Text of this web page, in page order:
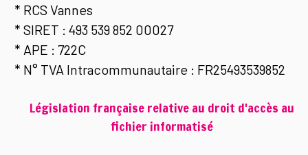
* RCS Vannes
* SIRET : 493 539 852 00027
* APE : 722C
* N° TVA Intracommunautaire : FR25493539852
Législation française relative au droit d'accès au
fichier informatisé